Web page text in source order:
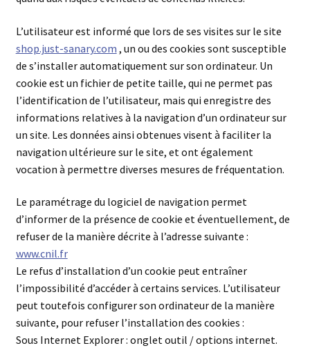
L’utilisateur est informé que lors de ses visites sur le site
shop.just-sanary.com , un ou des cookies sont susceptible
de s’installer automatiquement sur son ordinateur. Un
cookie est un fichier de petite taille, qui ne permet pas
l’identification de l’utilisateur, mais qui enregistre des
informations relatives à la navigation d’un ordinateur sur
un site. Les données ainsi obtenues visent à faciliter la
navigation ultérieure sur le site, et ont également
vocation à permettre diverses mesures de fréquentation.
Le paramétrage du logiciel de navigation permet
d’informer de la présence de cookie et éventuellement, de
refuser de la manière décrite à l’adresse suivante :
www.cnil.fr
Le refus d’installation d’un cookie peut entraîner
l’impossibilité d’accéder à certains services. L’utilisateur
peut toutefois configurer son ordinateur de la manière
suivante, pour refuser l’installation des cookies :
Sous Internet Explorer : onglet outil / options internet.